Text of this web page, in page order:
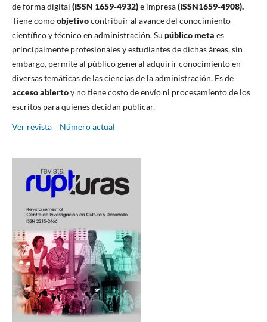
de forma digital (ISSN 1659-4932)e impresa(ISSN1659-4908).
Tiene comoobjetivocontribuir al avance del conocimiento
científico y técnico en administración. Su público meta es
principalmente profesionales y estudiantes de dichas áreas, sin
embargo, permite al público general adquirir conocimiento en
diversas temáticas de las ciencias de la administración. Es de
acceso abiertoy no tiene costo de envío ni procesamiento de los
escritos para quienes decidan publicar.
Ver revista
Número actual